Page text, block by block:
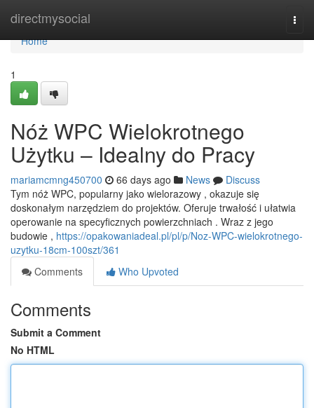
directmysocial
Home
Home
1
Nóż WPC Wielokrotnego
Użytku – Idealny do Pracy
mariamcmng450700 66 days ago News
Discuss
Tym nóż WPC, popularny jako wielorazowy , okazuje się
doskonałym narzędziem do projektów. Oferuje trwałość i ułatwia
operowanie na specyficznych powierzchniach . Wraz z jego
budowie , https://opakowaniadeal.pl/pl/p/Noz-WPC-wielokrotnego-
uzytku-18cm-100szt/361
Comments
Who Upvoted
Comments
Submit a Comment
No HTML